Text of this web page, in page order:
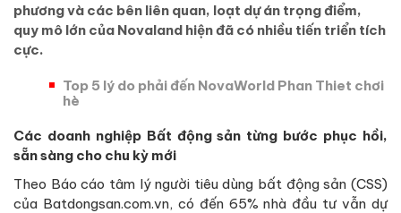
phương và các bên liên quan, loạt dự án trọng điểm,
quy mô lớn của Novaland hiện đã có nhiều tiến triển tích
cực.
Top 5 lý do phải đến NovaWorld Phan Thiet chơi
hè
Các doanh nghiệp Bất động sản từng bước phục hồi,
sẵn sàng cho chu kỳ mới
Theo Báo cáo tâm lý người tiêu dùng bất động sản (CSS)
của Batdongsan.com.vn, có đến 65% nhà đầu tư vẫn dự